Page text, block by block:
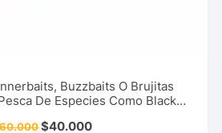
Buzzbaits O Brujitas
De Especies Como Black
60.000$40.000